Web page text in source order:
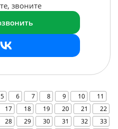
звоните
5 6 7 8 9 10
11
17 18 19 20 21
22
28 29 30 31 32
33